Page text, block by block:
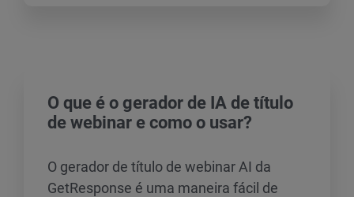
O que é o gerador de IA de título
de webinar e como o usar?
O gerador de título de webinar AI da
GetResponse é uma maneira fácil de